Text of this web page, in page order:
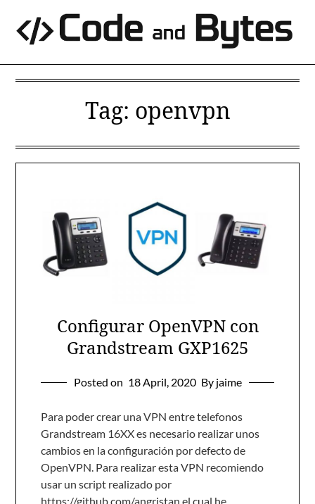
content
Tag: openvpn
Configurar OpenVPN con
Grandstream GXP1625
Posted on 18 April, 2020 By jaime
Para poder crear una VPN entre telefonos
Grandstream 16XX es necesario realizar unos
cambios en la configuración por defecto de
OpenVPN. Para realizar esta VPN recomiendo
usar un script realizado por
https://github.com/angristan el cual he